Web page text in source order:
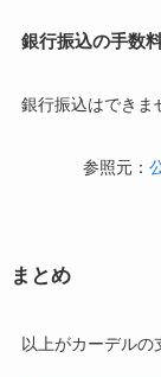
銀行振込の手数
銀行振込はできま
参照元：
まとめ
以上がカーデルの